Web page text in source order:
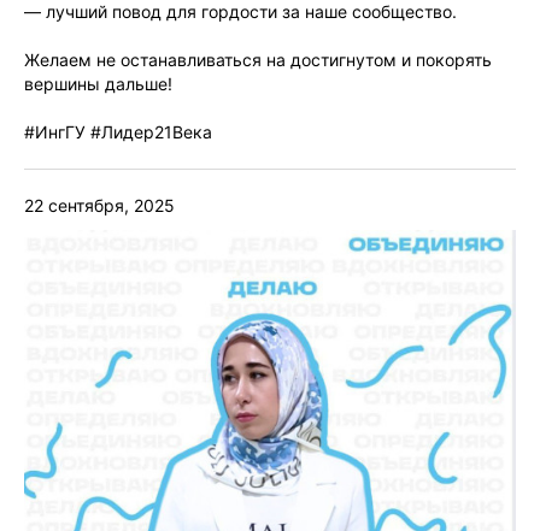
— лучший повод для гордости за наше сообщество.
Желаем не останавливаться на достигнутом и покорять
вершины дальше!
#ИнгГУ #Лидер21Века
22 сентября, 2025